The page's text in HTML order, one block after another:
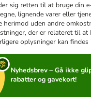
sig retten til at bruge din
lignende varer eller
herimod uden andre
der er relateret til
oplysninger kan findes
Nyhedsbrev – Gå ikke
rabatter og gavekort!